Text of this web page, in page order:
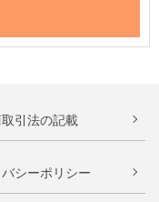
引法の記載
シーポリシー